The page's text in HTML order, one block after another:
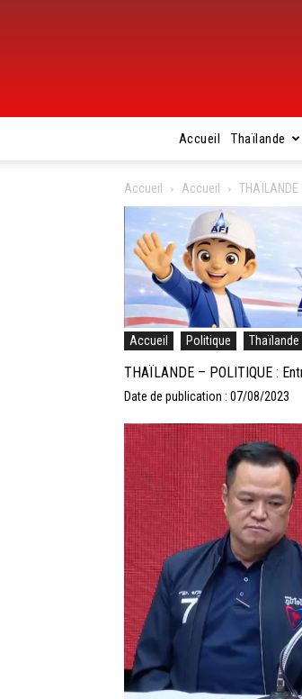
Accueil Thaïlande
Accueil Accueil
Accueil Politique Thaïlande
THAÏLANDE – POLITIQUE :
Date de publication : 07/08/2023